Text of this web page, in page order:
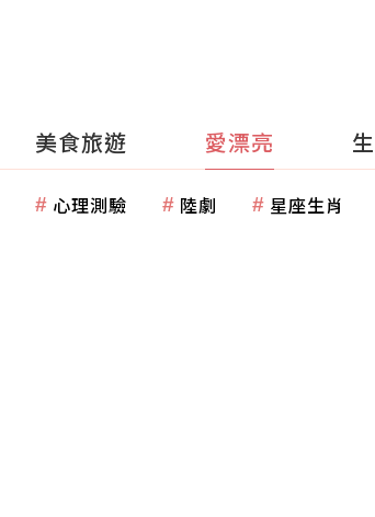
美食旅遊 愛漂亮
心理測驗 陸劇 星座生肖